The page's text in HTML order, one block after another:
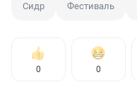
Сидр Фестиваль
0 0